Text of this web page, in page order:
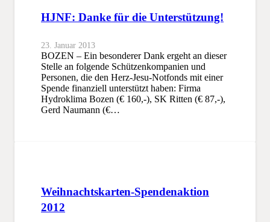
HJNF: Danke für die Unterstützung!
23. Januar 2013
BOZEN – Ein besonderer Dank ergeht an dieser
Stelle an folgende Schützenkompanien und
Personen, die den Herz-Jesu-Notfonds mit einer
Spende finanziell unterstützt haben: Firma
Hydroklima Bozen (€ 160,-), SK Ritten (€ 87,-),
Gerd Naumann (€…
Weihnachtskarten-Spendenaktion
2012